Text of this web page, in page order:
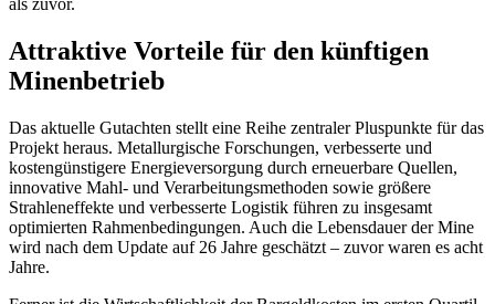
als zuvor.
Attraktive Vorteile für den künftigen
Minenbetrieb
Das aktuelle Gutachten stellt eine Reihe zentraler Pluspunkte für das
Projekt heraus. Metallurgische Forschungen, verbesserte und
kostengünstigere Energieversorgung durch erneuerbare Quellen,
innovative Mahl- und Verarbeitungsmethoden sowie größere
Strahleneffekte und verbesserte Logistik führen zu insgesamt
optimierten Rahmenbedingungen. Auch die Lebensdauer der Mine
wird nach dem Update auf 26 Jahre geschätzt – zuvor waren es acht
Jahre.